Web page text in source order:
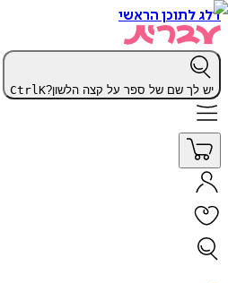
דלג לתוכן הראשי
יש לך שם של ספר על קצה הלשון? CtrlK